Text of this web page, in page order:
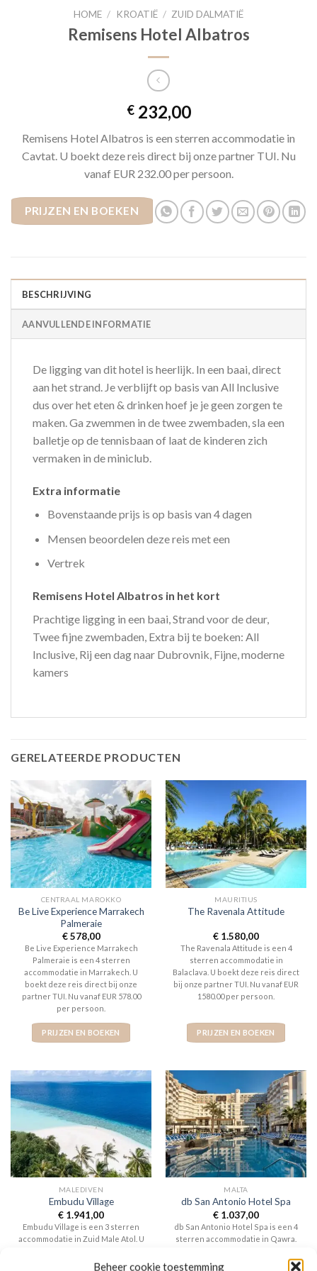
Beheer cookie toestemming
HOME / KROATIË / ZUID DALMATIË
Remisens Hotel Albatros
€232,00
Remisens Hotel Albatros is een sterren accommodatie in
Cavtat. U boekt deze reis direct bij onze partner TUI. Nu
vanaf EUR 232.00 per persoon.
PRIJZEN EN BOEKEN
BESCHRIJVING
AANVULLENDE INFORMATIE
De ligging van dit hotel is heerlijk. In een baai, direct
aan het strand. Je verblijft op basis van All Inclusive
dus over het eten & drinken hoef je je geen zorgen te
maken. Ga zwemmen in de twee zwembaden, sla een
balletje op de tennisbaan of laat de kinderen zich
vermaken in de miniclub.
Extra informatie
Bovenstaande prijs is op basis van 4 dagen
Mensen beoordelen deze reis met een
Vertrek
Remisens Hotel Albatros in het kort
Prachtige ligging in een baai, Strand voor de deur,
Twee fijne zwembaden, Extra bij te boeken: All
Inclusive, Rij een dag naar Dubrovnik, Fijne, moderne
kamers
GERELATEERDE PRODUCTEN
CENTRAAL MAROKKO
Be Live Experience Marrakech
Palmeraie
€578,00
Be Live Experience Marrakech
Palmeraie is een 4 sterren
accommodatie in Marrakech. U
boekt deze reis direct bij onze
partner TUI. Nu vanaf EUR 578.00
per persoon.
PRIJZEN EN BOEKEN
MAURITIUS
The Ravenala Attitude
€ 1.580,00
The Ravenala Attitude is een 4
sterren accommodatie in
Balaclava. U boekt deze reis direct
bij onze partner TUI. Nu vanaf EUR
1580.00 per persoon.
PRIJZEN EN BOEKEN
MALEDIVEN
Embudu Village
€ 1.941,00
Embudu Village is een 3 sterren
accommodatie in Zuid Male Atol. U
partner TUI. Nu vanaf EUR 1941.00
MALTA
db San Antonio Hotel Spa
€ 1.037,00
db San Antonio Hotel Spa is een 4
sterren accommodatie in Qawra.
partner TUI. Nu vanaf EUR 1037.00